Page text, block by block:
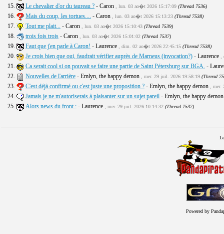
15. Le chevalier d'or du taureau ? - Caron , lun. 03 ao�t 2026 15:17:09 (Thread 7536)
16. Mais du coup, les tortues.... - Caron , lun. 03 ao�t 2026 15:13:23 (Thread 7538)
17. Tout me plait... - Caron , lun. 03 ao�t 2026 15:10:43 (Thread 7539)
18. trois fois trois - Caron , lun. 03 ao�t 2026 15:01:02 (Thread 7537)
19. Faut que j'en parle à Caron! - Laurence , dim. 02 ao�t 2026 22:45:15 (Thread 7538)
20. Je crois bien que oui, faudrait vérifier auprès de Marneus (invocation?) - Laurence
21. Ca serait cool si on pouvait se faire une partie de Saint Pétersburg sur BGA. -
22.
Nouvelles de l'arrière - Emlyn, the happy demon , mer. 29 juil. 2026 19:58:19 (Thread
23. C'est déjà confirmé ou c'est juste une proposition ? - Emlyn, the happy demon ,
24. Jamais je ne m'autoriserais à plaisanter sur un sujet pareil - Emlyn, the happy
25.
Alors news du front : - Laurence , mer. 29 juil. 2026 10:14:32 (Thread 7537)
Powered by